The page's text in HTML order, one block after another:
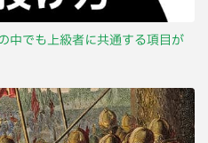
中でも上級者に共通する項目が